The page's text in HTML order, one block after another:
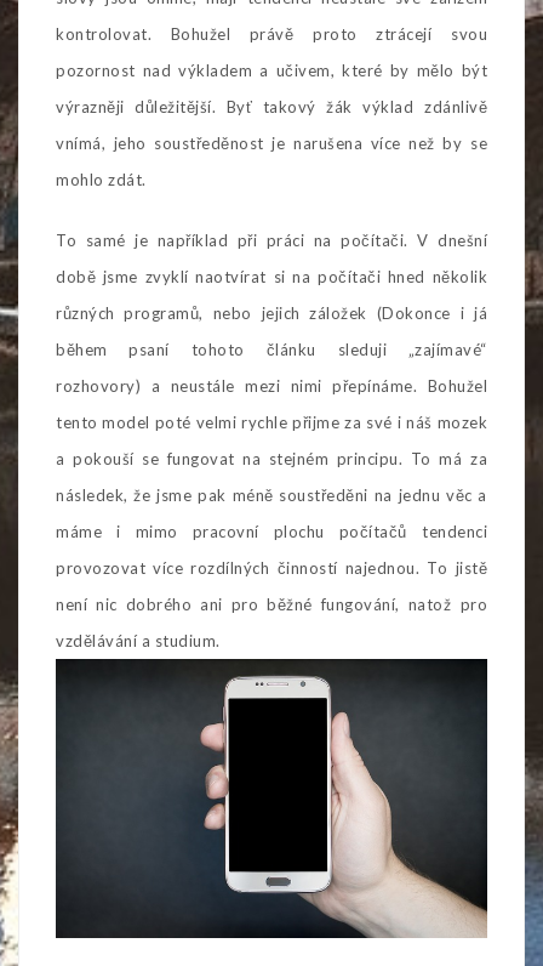
kontrolovat. Bohužel právě proto ztrácejí svou
pozornost nad výkladem a učivem, které by mělo být
výrazněji důležitější. Byť takový žák výklad zdánlivě
vnímá, jeho soustředěnost je narušena více než by se
mohlo zdát.
To samé je například při práci na počítači. V dnešní
době jsme zvyklí naotvírat si na počítači hned několik
různých programů, nebo jejich záložek (Dokonce i já
během psaní tohoto článku sleduji „zajímavé“
rozhovory) a neustále mezi nimi přepínáme. Bohužel
tento model poté velmi rychle přijme za své i náš mozek
a pokouší se fungovat na stejném principu. To má za
následek, že jsme pak méně soustředěni na jednu věc a
máme i mimo pracovní plochu počítačů tendenci
provozovat více rozdílných činností najednou. To jistě
není nic dobrého ani pro běžné fungování, natož pro
vzdělávání a studium.